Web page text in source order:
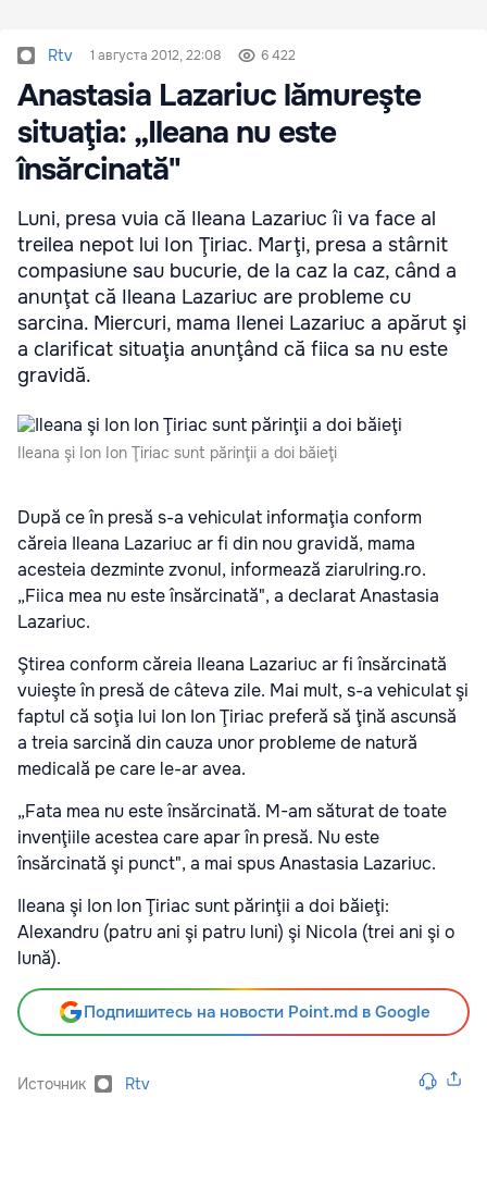
Rtv 1 августа 2012, 22:08 6 422
Anastasia Lazariuc lămureşte
situaţia: „Ileana nu este
însărcinată"
Luni, presa vuia că Ileana Lazariuc îi va face al
treilea nepot lui Ion Ţiriac. Marţi, presa a stârnit
compasiune sau bucurie, de la caz la caz, când a
anunţat că Ileana Lazariuc are probleme cu
sarcina. Miercuri, mama Ilenei Lazariuc a apărut şi
a clarificat situaţia anunţând că fiica sa nu este
gravidă.
Ileana şi Ion Ion Ţiriac sunt părinţii a doi băieţi
După ce în presă s-a vehiculat informaţia conform
căreia Ileana Lazariuc ar fi din nou gravidă, mama
acesteia dezminte zvonul, informează ziarulring.ro.
„Fiica mea nu este însărcinată", a declarat Anastasia
Lazariuc.
Ştirea conform căreia Ileana Lazariuc ar fi însărcinată
vuieşte în presă de câteva zile. Mai mult, s-a vehiculat şi
faptul că soţia lui Ion Ion Ţiriac preferă să ţină ascunsă
a treia sarcină din cauza unor probleme de natură
medicală pe care le-ar avea.
„Fata mea nu este însărcinată. M-am săturat de toate
invenţiile acestea care apar în presă. Nu este
însărcinată şi punct", a mai spus Anastasia Lazariuc.
Ileana şi Ion Ion Ţiriac sunt părinţii a doi băieţi:
Alexandru (patru ani şi patru luni) şi Nicola (trei ani şi o
lună).
Подпишитесь на новости Point.md в Google
Источник Rtv